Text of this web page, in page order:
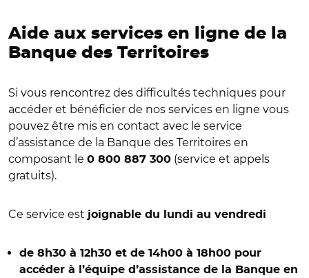
Aide aux services en ligne de la
Banque des Territoires
Si vous rencontrez des difficultés techniques pour
accéder et bénéficier de nos services en ligne vous
pouvez être mis en contact avec le service
d’assistance de la Banque des Territoires en
composant le 0 800 887 300 (service et appels
gratuits).
Ce service est joignable du lundi au vendredi
de 8h30 à 12h30 et de 14h00 à 18h00 pour
accéder à l’équipe d’assistance de la Banque en